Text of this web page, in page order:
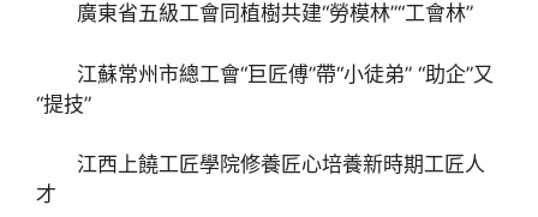
廣東省五級工會同植樹共建“勞模林”“工會林”
江蘇常州市總工會“巨匠傅”帶“小徒弟” “助企”又
“提技”
江西上饒工匠學院修養匠心培養新時期工匠人
才